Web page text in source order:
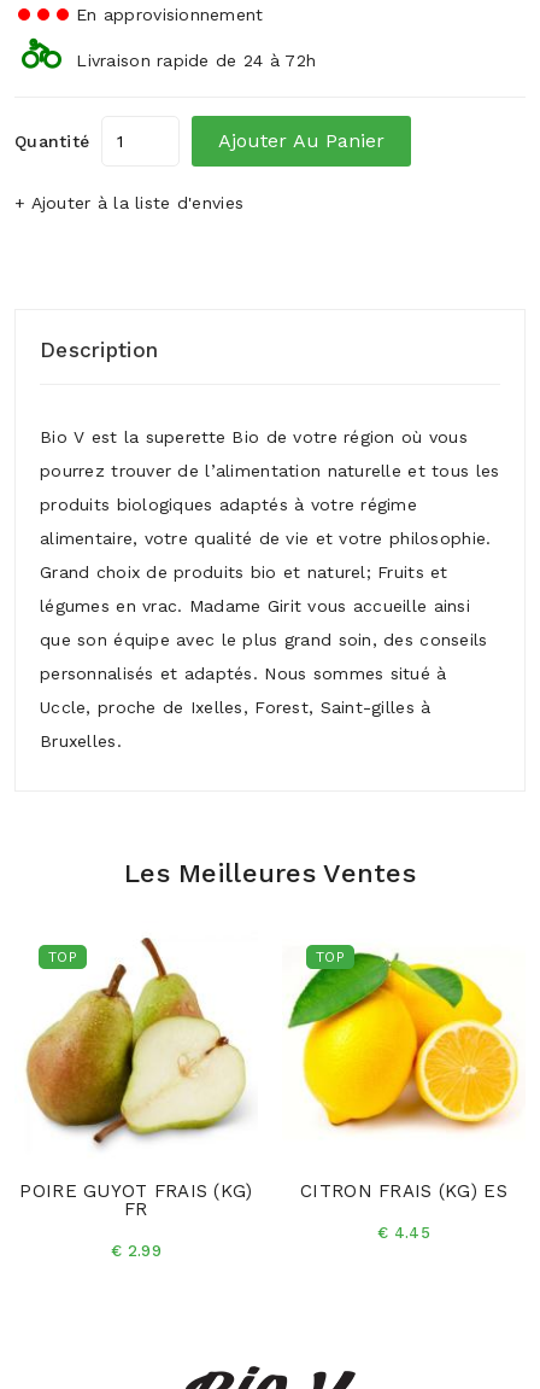
En approvisionnement
Livraison rapide de 24 à 72h
Quantité Ajouter Au Panier
+ Ajouter à la liste d'envies
Description
Bio V est la superette Bio de votre région où vous
pourrez trouver de l’alimentation naturelle et tous les
produits biologiques adaptés à votre régime
alimentaire, votre qualité de vie et votre philosophie.
Grand choix de produits bio et naturel; Fruits et
légumes en vrac. Madame Girit vous accueille ainsi
que son équipe avec le plus grand soin, des conseils
personnalisés et adaptés. Nous sommes situé à
Uccle, proche de Ixelles, Forest, Saint-gilles à
Bruxelles.
Les Meilleures Ventes
TOP
POIRE GUYOT FRAIS (KG)
FR
€ 2.99
TOP
CITRON FRAIS (KG) ES
€ 4.45